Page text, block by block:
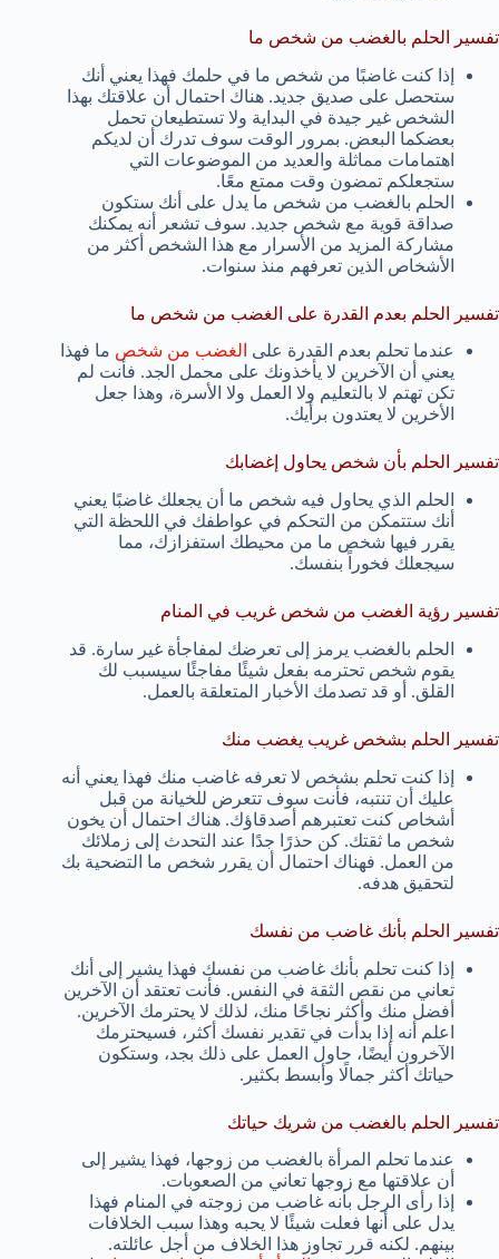
تفسير الحلم بالغضب من شخص ما
إذا كنت غاضبًا من شخص ما في حلمك فهذا يعني أنك
ستحصل على صديق جديد. هناك احتمال أن علاقتك بهذا
الشخص غير جيدة في البداية ولا تستطيعان تحمل
بعضكما البعض. بمرور الوقت سوف تدرك أن لديكم
اهتمامات مماثلة والعديد من الموضوعات التي
ستجعلكم تمضون وقت ممتع معًا.
الحلم بالغضب من شخص ما يدل على أنك ستكون
صداقة قوية مع شخص جديد. سوف تشعر أنه يمكنك
مشاركة المزيد من الأسرار مع هذا الشخص أكثر من
الأشخاص الذين تعرفهم منذ سنوات.
تفسير الحلم بعدم القدرة على الغضب من شخص ما
عندما تحلم بعدم القدرة على الغضب من شخص ما فهذا
يعني أن الآخرين لا يأخذونك على محمل الجد. فأنت لم
تكن تهتم لا بالتعليم ولا العمل ولا الأسرة، وهذا جعل
الأخرين لا يعتدون برأيك.
تفسير الحلم بأن شخص يحاول إغضابك
الحلم الذي يحاول فيه شخص ما أن يجعلك غاضبًا يعني
أنك ستتمكن من التحكم في عواطفك في اللحظة التي
يقرر فيها شخص ما من محيطك استفزازك، مما
سيجعلك فخوراً بنفسك.
تفسير رؤية الغضب من شخص غريب في المنام
الحلم بالغضب يرمز إلى تعرضك لمفاجأة غير سارة. قد
يقوم شخص تحترمه بفعل شيئًا مفاجئًا سيسبب لك
القلق. أو قد تصدمك الأخبار المتعلقة بالعمل.
تفسير الحلم بشخص غريب يغضب منك
إذا كنت تحلم بشخص لا تعرفه غاضب منك فهذا يعني أنه
عليك أن تنتبه، فأنت سوف تتعرض للخيانة من قبل
أشخاص كنت تعتبرهم أصدقاؤك. هناك احتمال أن يخون
شخص ما ثقتك. كن حذرًا جدًا عند التحدث إلى زملائك
من العمل. فهناك احتمال أن يقرر شخص ما التضحية بك
لتحقيق هدفه.
تفسير الحلم بأنك غاضب من نفسك
إذا كنت تحلم بأنك غاضب من نفسك فهذا يشير إلى أنك
تعاني من نقص الثقة في النفس. فأنت تعتقد أن الآخرين
أفضل منك وأكثر نجاحًا منك، لذلك لا يحترمك الآخرين.
اعلم أنه إذا بدأت في تقدير نفسك أكثر، فسيحترمك
الآخرون أيضًا، حاول العمل على ذلك بجد، وستكون
حياتك أكثر جمالًا وأبسط بكثير.
تفسير الحلم بالغضب من شريك حياتك
عندما تحلم المرأة بالغضب من زوجها، فهذا يشير إلى
أن علاقتها مع زوجها تعاني من الصعوبات.
إذا رأى الرجل بأنه غاضب من زوجته في المنام فهذا
يدل على أنها فعلت شيئًا لا يحبه وهذا سبب الخلافات
بينهم. لكنه قرر تجاوز هذا الخلاف من أجل عائلته.